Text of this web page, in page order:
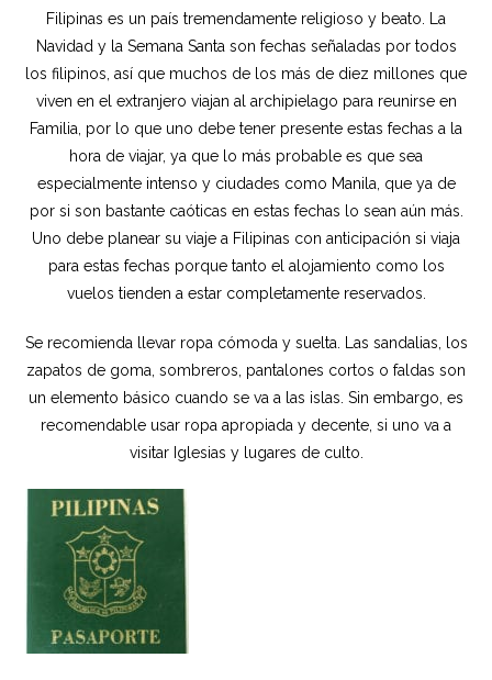
Filipinas es un país tremendamente religioso y beato. La
Navidad y la Semana Santa son fechas señaladas por todos
los filipinos, así que muchos de los más de diez millones que
viven en el extranjero viajan al archipielago para reunirse en
Familia, por lo que uno debe tener presente estas fechas a la
hora de viajar, ya que lo más probable es que sea
especialmente intenso y ciudades como Manila, que ya de
por si son bastante caóticas en estas fechas lo sean aún más.
Uno debe planear su viaje a Filipinas con anticipación si viaja
para estas fechas porque tanto el alojamiento como los
vuelos tienden a estar completamente reservados.
Se recomienda llevar ropa cómoda y suelta. Las sandalias, los
zapatos de goma, sombreros, pantalones cortos o faldas son
un elemento básico cuando se va a las islas. Sin embargo, es
recomendable usar ropa apropiada y decente, si uno va a
visitar Iglesias y lugares de culto.